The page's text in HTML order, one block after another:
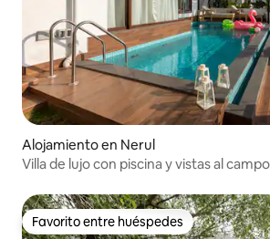
Alojamiento en Nerul
Villa de lujo con piscina y vistas al
Favorito entre huéspedes
Favorito entre huéspedes